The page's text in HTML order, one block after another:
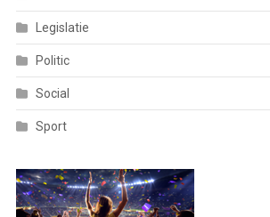
Legislatie
Politic
Social
Sport